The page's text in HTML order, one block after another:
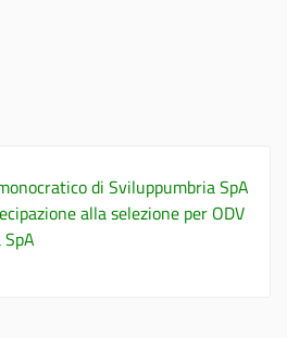
di Sviluppumbria SpA
alla selezione per ODV